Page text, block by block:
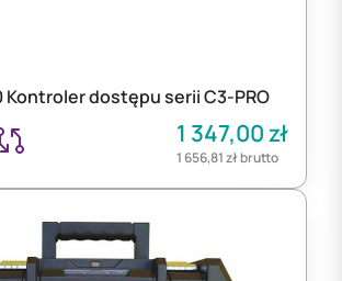
Kontroler dostępu serii C3-PRO
1 347,00zł
1 656,81złbrutto